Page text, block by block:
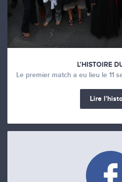
L’HISTOIRE
Le premier match a eu lieu le 11
Lire